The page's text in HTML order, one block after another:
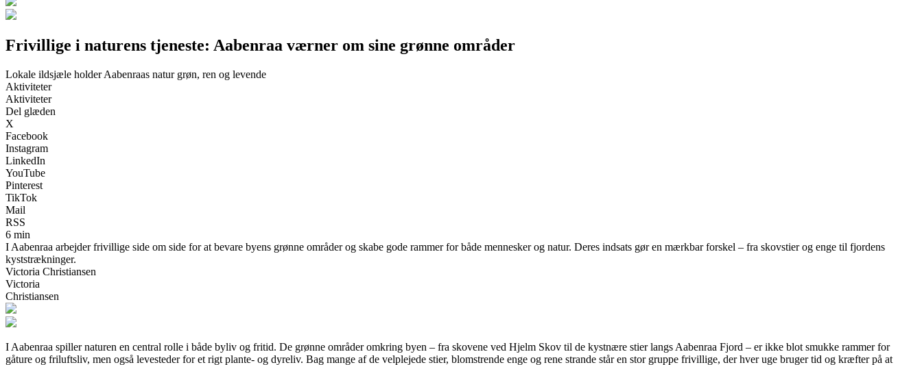
Frivillige i naturens tjeneste: Aabenraa værner om sine grønne områder
Lokale ildsjæle holder Aabenraas natur grøn, ren og levende
Aktiviteter
Aktiviteter
Del glæden
X
Facebook
Instagram
LinkedIn
YouTube
Pinterest
TikTok
Mail
RSS
6 min
I Aabenraa arbejder frivillige side om side for at bevare byens grønne områder og skabe gode rammer for både mennesker og natur. Deres indsats gør en mærkbar forskel – fra skovstier og enge til fjordens
kyststrækninger.
Victoria Christiansen
Victoria
Christiansen
I Aabenraa spiller naturen en central rolle i både byliv og fritid. De grønne områder omkring byen – fra skovene ved Hjelm Skov til de kystnære stier langs Aabenraa Fjord – er ikke blot smukke rammer for
gåture og friluftsliv, men også levesteder for et rigt plante- og dyreliv. Bag mange af de velplejede stier, blomstrende enge og rene strande står en stor gruppe frivillige, der hver uge bruger tid og kræfter på at